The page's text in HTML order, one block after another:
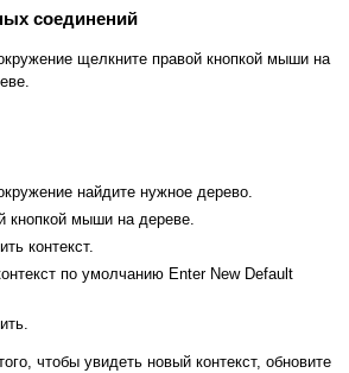
соединений
щелкните правой кнопкой мыши на
найдите нужное дерево.
кнопкой мыши на дереве.
контекст.
по умолчанию Enter New Default
чтобы увидеть новый контекст, обновите